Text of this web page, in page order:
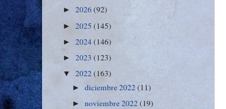
► 2026(92)
► 2025 (145)
► 2024(146)
► 2023 (123)
▼ 2022(163)
►diciembre 2022(11)
►noviembre 2022(19)